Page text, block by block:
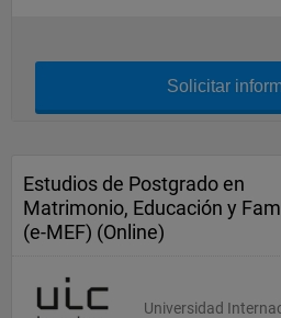
Solicitar
Estudios de Postgrado en
Matrimonio, Educación y
(e-MEF) (Online)
Universidad